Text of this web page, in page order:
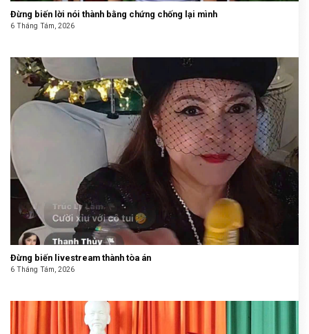
Đừng biến lời nói thành bằng chứng chống lại mình
6 Tháng Tám, 2026
Đừng biến livestream thành tòa án
6 Tháng Tám, 2026